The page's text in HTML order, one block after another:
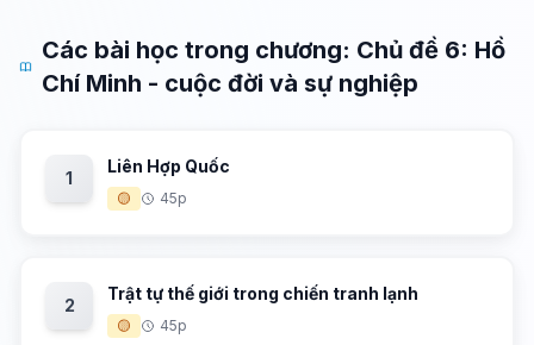
Các bài học trong chương: Chủ đề 6: Hồ
Chí Minh - cuộc đời và sự nghiệp
1
Liên Hợp Quốc
🟡 45p
2
Trật tự thế giới trong chiến tranh lạnh
🟡 45p